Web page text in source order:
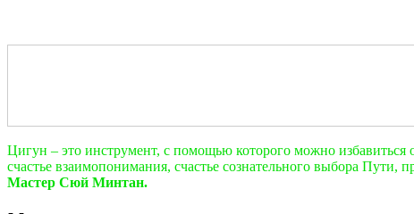
Цигун – это инструмент, с помощью которого можно избавиться
счастье взаимопонимания, счастье сознательного выбора Пути,
Мастер Сюй Минтан.